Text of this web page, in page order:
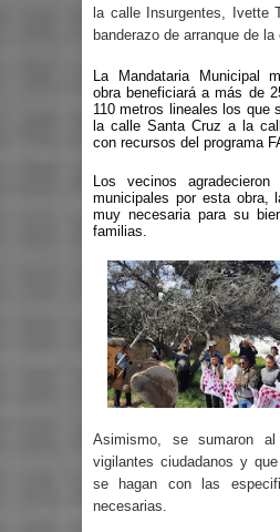
la calle Insurgentes, Ivette
banderazo de arranque de la
La Mandataria Municipal
obra beneficiará a más de
110 metros lineales los que
la calle Santa Cruz a la
con recursos del programa
Los vecinos
municipales por esta obra,
muy necesaria para su
familias.
Asimismo, se sumaron
vigilantes ciudadanos y
se hagan con las
necesarias.